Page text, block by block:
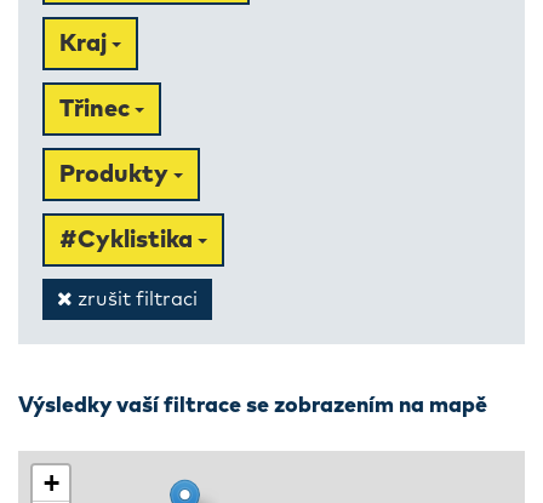
Kraj
Třinec
Produkty
#Cyklistika
zrušit filtraci
Výsledky vaší filtrace se zobrazením na mapě
+